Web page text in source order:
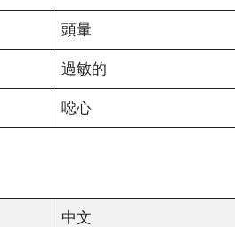
頭暈
過敏的
噁心
中文